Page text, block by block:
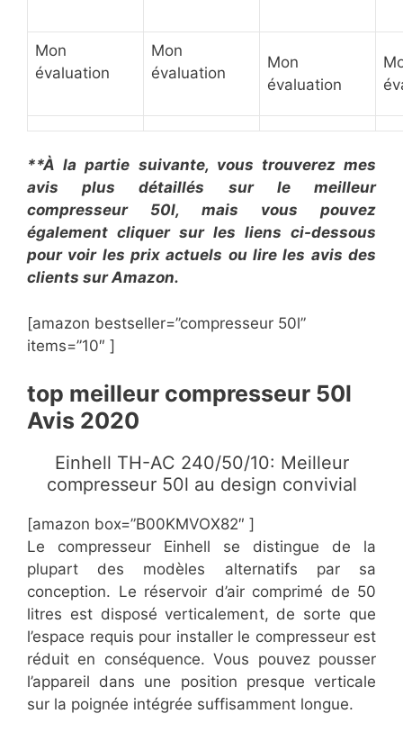
Mon
évaluation
Mon
évaluation
Mon
évaluation
**À la partie suivante, vous trouverez mes
avis plus détaillés sur le meilleur
compresseur 50l, mais vous pouvez
également cliquer sur les liens ci-dessous
pour voir les prix actuels ou lire les avis des
clients sur Amazon.
[amazon bestseller=”compresseur 50l”
items=”10″ ]
top meilleur compresseur 50l
Avis 2020
​Einhell TH-AC 240/50/10: Meilleur
compresseur 50l au design convivial
[amazon box=”B00KMVOX82″ ]
Le compresseur Einhell se distingue de la
plupart des modèles alternatifs par sa
conception. Le réservoir d’air comprimé de 50
litres est disposé verticalement, de sorte que
l’espace requis pour installer le compresseur est
réduit en conséquence. Vous pouvez pousser
l’appareil dans une position presque verticale
sur la poignée intégrée suffisamment longue.